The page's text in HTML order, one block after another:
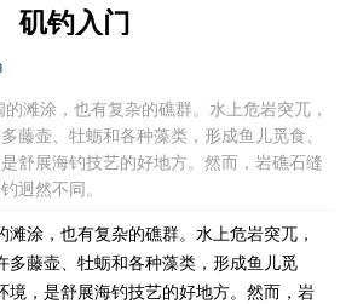
矶钓入门
滩涂，也有复杂的礁群。水上危岩突兀，
藤壶、牡蛎和各种藻类，形成鱼儿觅食、
舒展海钓技艺的好地方。然而，岩礁石缝
迥然不同。
涂，也有复杂的礁群。水上危岩突兀，
多藤壶、牡蛎和各种藻类，形成鱼儿觅
境，是舒展海钓技艺的好地方。然而，岩